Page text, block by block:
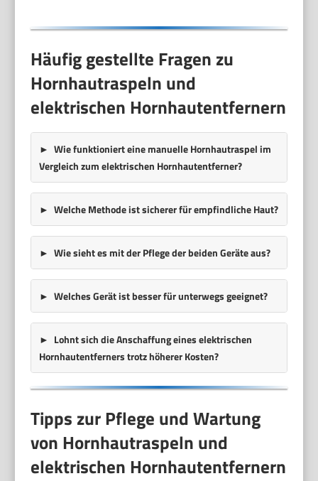
Häufig gestellte Fragen zu
Hornhautraspeln und
elektrischen Hornhautentfernern
Wie funktioniert eine manuelle Hornhautraspel im
Vergleich zum elektrischen Hornhautentferner?
Welche Methode ist sicherer für empfindliche Haut?
Wie sieht es mit der Pflege der beiden Geräte aus?
Welches Gerät ist besser für unterwegs geeignet?
Lohnt sich die Anschaffung eines elektrischen
Hornhautentferners trotz höherer Kosten?
Tipps zur Pflege und Wartung
von Hornhautraspeln und
elektrischen Hornhautentfernern